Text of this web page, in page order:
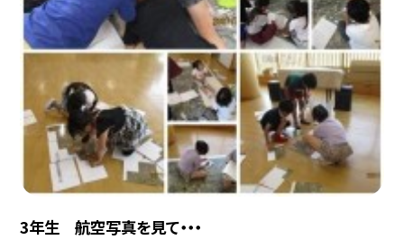
3年生 航空写真を見て・・・